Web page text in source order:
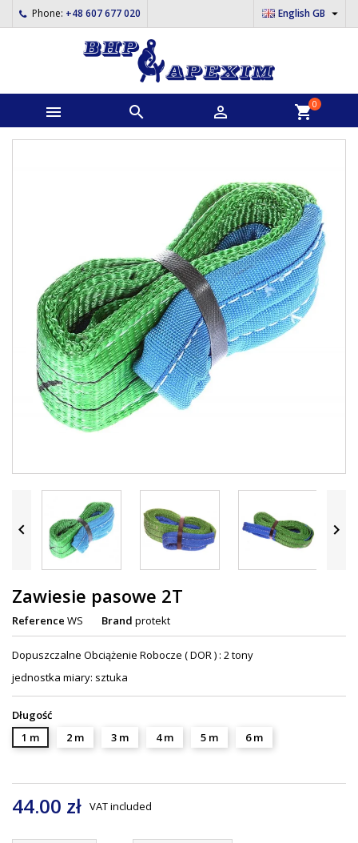
Phone: +48 607 677 020 English GB 
   shopping_cart0
 
Zawiesie pasowe 2T
Reference WS Brand protekt
Dopuszczalne Obciążenie Robocze ( DOR ) : 2 tony
jednostka miary: sztuka
Długość
1 m
2 m 3 m 4 m 5 m 6 m
44.00 zł VAT included